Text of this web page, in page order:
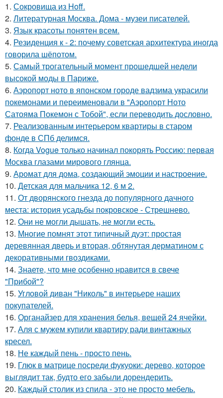
1. Сокровища из Hoff.
2. Литературная Москва. Дома - музеи писателей.
3. Язык красоты понятен всем.
4. Резиденция к - 2: почему советская архитектура иногда
говорила шёпотом.
5. Самый трогательный момент прошедшей недели
высокой моды в Париже.
6. Аэропорт ното в японском городе вадзима украсили
покемонами и переименовали в "Аэропорт Ното
Сатояма Покемон с Тобой", если переводить дословно.
7. Реализованным интерьером квартиры в старом
фонде в СПб делимся.
8. Когда Vogue только начинал покорять Россию: первая
Москва глазами мирового глянца.
9. Аромат для дома, создающий эмоции и настроение.
10. Детская для мальчика 12, 6 м 2.
11. От дворянского гнезда до популярного дачного
места: история усадьбы покровское - Стрешнево.
12. Они не могли дышать, не могли есть.
13. Многие помнят этот типичный дуэт: простая
деревянная дверь и вторая, обтянутая дерматином с
декоративными гвоздиками.
14. Знаете, что мне особенно нравится в свече
"Прибой"?
15. Угловой диван "Николь" в интерьере наших
покупателей.
16. Органайзер для хранения белья, вещей 24 ячейки.
17. Аля с мужем купили квартиру ради винтажных
кресел.
18. Не каждый пень - просто пень.
19. Глюк в матрице посреди фукуоки: дерево, которое
выглядит так, будто его забыли дорендерить.
20. Каждый столик из спила - это не просто мебель.